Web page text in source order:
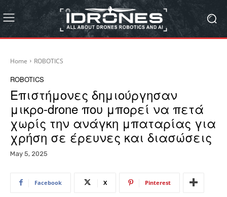
Home ROBOTICS
ROBOTICS
Επιστήμονες δημιούργησαν
μικρο-drone που μπορεί να πετά
χωρίς την ανάγκη μπαταρίας για
χρήση σε έρευνες και διασώσεις
May 5, 2025
Facebook X Pinterest